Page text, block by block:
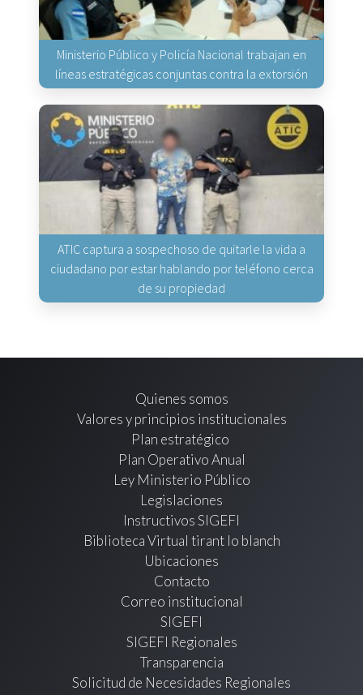
Ministerio Público y Policía Nacional trabajan en
líneas estratégicas conjuntas contra la extorsión
ATIC captura a sospechoso de quitarle la vida a
ciudadano por estar hablando por teléfono cerca
de su propiedad
Quienes somos
Valores y principios institucionales
Plan estratégico
Plan Operativo Anual
Ley Ministerio Público
Legislaciones
Instructivos SIGEFI
Biblioteca Virtual tirant lo blanch
Ubicaciones
Contacto
Correo institucional
SIGEFI
SIGEFI Regionales
Transparencia
Solicitud de Necesidades Regionales